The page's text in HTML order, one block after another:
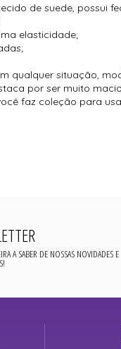
de suede, possui
elasticidade;
qualquer situação,
por ser muito macio
faz coleção para
A SABER DE NOSSAS NOVIDADES E